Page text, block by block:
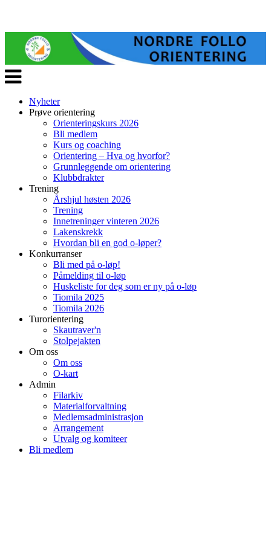
Veksle
navigasjon
Nyheter
Prøve orientering
Orienteringskurs 2026
Bli medlem
Kurs og coaching
Orientering – Hva og hvorfor?
Grunnleggende om orientering
Klubbdrakter
Trening
Årshjul høsten 2026
Trening
Innetreninger vinteren 2026
Lakenskrekk
Hvordan bli en god o-løper?
Konkurranser
Bli med på o-løp!
Påmelding til o-løp
Huskeliste for deg som er ny på o-løp
Tiomila 2025
Tiomila 2026
Turorientering
Skautraver'n
Stolpejakten
Om oss
Om oss
O-kart
Admin
Filarkiv
Materialforvaltning
Medlemsadministrasjon
Arrangement
Utvalg og komiteer
Bli medlem